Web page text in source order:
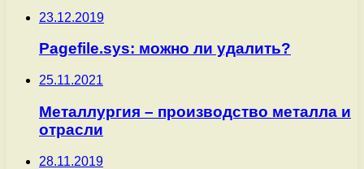
23.12.2019
Pagefile.sys: можно ли удалить?
25.11.2021
Металлургия – производство металла и
отрасли
28.11.2019